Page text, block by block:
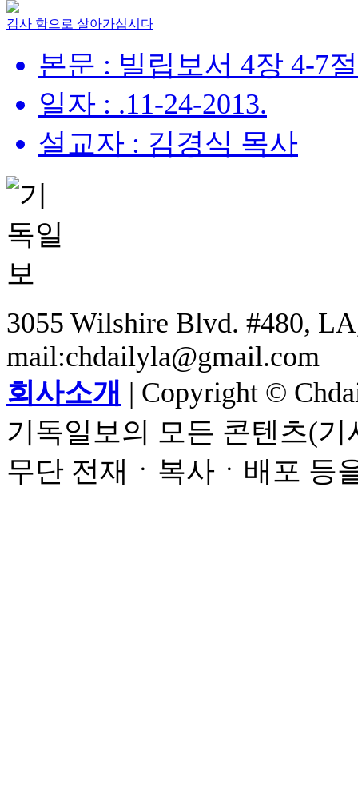
감사 함으로 살아가십시다
본문 : 빌립보서 4장 4-7절
일자 : .11-24-2013.
설교자 : 김경식 목사
3055 Wilshire Blvd. #480,
mail:chdailyla@gmail.com
회사소개 | Copyright ©
기독일보의 모든 콘텐츠(
무단 전재ㆍ복사ㆍ배포 등